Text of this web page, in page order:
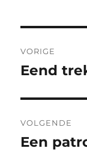
VORIGE
Vorig
Eend
VOLGENDE
Volgend
Een